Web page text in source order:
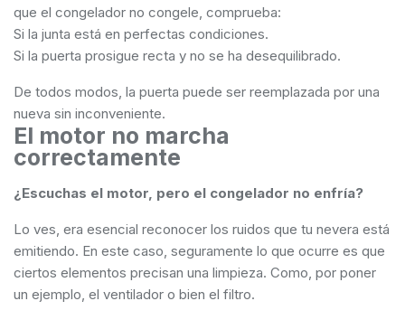
que el congelador no congele, comprueba:
Si la junta está en perfectas condiciones.
Si la puerta prosigue recta y no se ha desequilibrado.
De todos modos, la puerta puede ser reemplazada por una
nueva sin inconveniente.
El motor no marcha
correctamente
¿Escuchas el motor, pero el congelador no enfría?
Lo ves, era esencial reconocer los ruidos que tu nevera está
emitiendo. En este caso, seguramente lo que ocurre es que
ciertos elementos precisan una limpieza. Como, por poner
un ejemplo, el ventilador o bien el filtro.